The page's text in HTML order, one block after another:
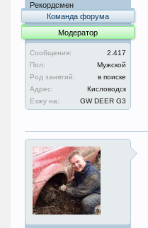
Рекордсмен
Команда форума
Модератор
Сообщения:
2.417
Пол:
Мужской
Род занятий:
в поиске
Адрес:
Кисловодск
Езжу на:
GW DEER G3